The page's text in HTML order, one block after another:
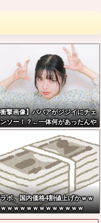
撃画像】ババアがジジイにチェ
ソー！？←一体何があったんや
w w w w w w w w w
ボ、国内価格4割値上げかｗｗ
ｗｗｗｗｗｗｗｗｗｗｗｗ